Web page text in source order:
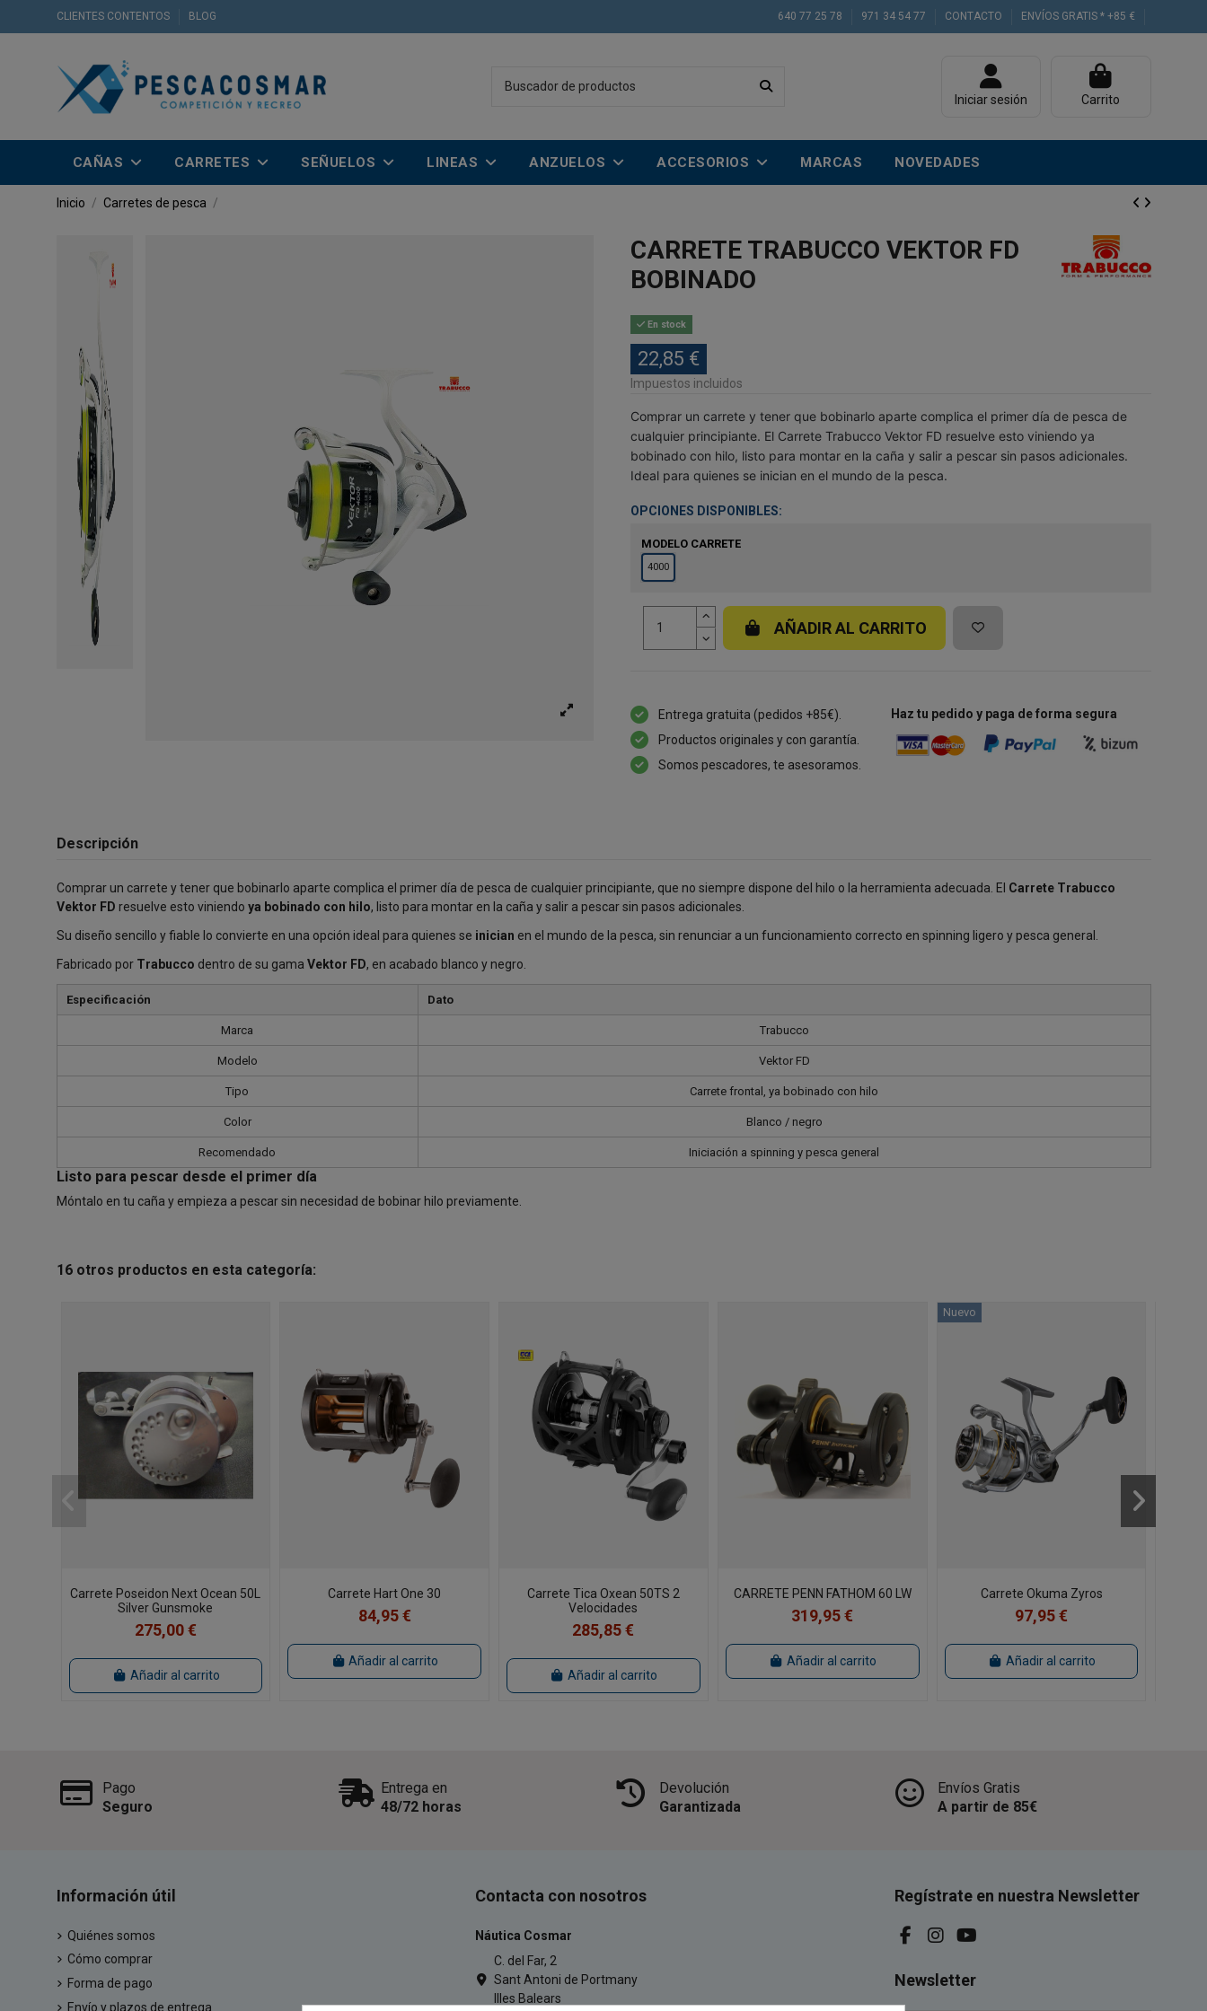
CLIENTES CONTENTOS BLOG 640 77 25 78 971 34 54 77 CONTACTO ENVÍOS GRATIS * +85 €
Iniciar sesión Carrito
CAÑAS CARRETES SEÑUELOS LINEAS ANZUELOS ACCESORIOS MARCAS NOVEDADES
Inicio Carretes de pesca
CARRETE TRABUCCO VEKTOR FD
BOBINADO
En stock
22,85 €
Impuestos incluidos
Comprar un carrete y tener que bobinarlo aparte complica el primer día de pesca de
cualquier principiante. El Carrete Trabucco Vektor FD resuelve esto viniendo ya
bobinado con hilo, listo para montar en la caña y salir a pescar sin pasos adicionales.
Ideal para quienes se inician en el mundo de la pesca.
OPCIONES DISPONIBLES:
MODELO CARRETE
4000
AÑADIR AL CARRITO
Entrega gratuita (pedidos +85€).
Productos originales y con garantía.
Somos pescadores, te asesoramos.
Haz tu pedido y paga de forma segura
Descripción
Comprar un carrete y tener que bobinarlo aparte complica el primer día de pesca de cualquier principiante, que no siempre dispone del hilo o la herramienta adecuada. El Carrete Trabucco
Vektor FD resuelve esto viniendo ya bobinado con hilo, listo para montar en la caña y salir a pescar sin pasos adicionales.
Su diseño sencillo y fiable lo convierte en una opción ideal para quienes se inician en el mundo de la pesca, sin renunciar a un funcionamiento correcto en spinning ligero y pesca general.
Fabricado por Trabucco dentro de su gama Vektor FD, en acabado blanco y negro.
Especificación Dato
Marca Trabucco
Modelo Vektor FD
Tipo Carrete frontal, ya bobinado con hilo
Color Blanco / negro
Recomendado Iniciación a spinning y pesca general
Listo para pescar desde el primer día
Móntalo en tu caña y empieza a pescar sin necesidad de bobinar hilo previamente.
16 otros productos en esta categoría:
Carrete Poseidon Next Ocean 50L
Silver Gunsmoke
275,00 €
Añadir al carrito
Carrete Hart One 30
84,95 €
Añadir al carrito
Carrete Tica Oxean 50TS 2
Velocidades
285,85 €
Añadir al carrito
CARRETE PENN FATHOM 60 LW
319,95 €
Añadir al carrito
Nuevo
Carrete Okuma Zyros
97,95 €
Añadir al carrito
Pago
Seguro
Entrega en
48/72 horas
Devolución
Garantizada
Envíos Gratis
A partir de 85€
Información útil
Quiénes somos
Cómo comprar
Forma de pago
Envío y plazos de entrega
Contacta con nosotros
Náutica Cosmar
C. del Far, 2
Sant Antoni de Portmany
Illes Balears
Regístrate en nuestra Newsletter
Newsletter